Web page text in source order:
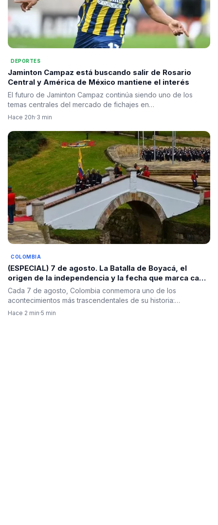
DEPORTES
Jaminton Campaz está buscando salir de Rosario
Central y América de México mantiene el interés
El futuro de Jaminton Campaz continúa siendo uno de los
temas centrales del mercado de fichajes en…
Hace 20h·3 min
COLOMBIA
(ESPECIAL) 7 de agosto. La Batalla de Boyacá, el
origen de la independencia y la fecha que marca cada
cambio de gobierno en Colombia
Cada 7 de agosto, Colombia conmemora uno de los
acontecimientos más trascendentales de su historia:…
Hace 2 min·5 min